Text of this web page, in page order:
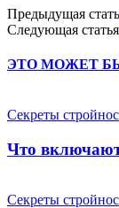
Предыдущая
Следующая статья
ЭТО МОЖЕТ
Секреты
Что включают
Секреты